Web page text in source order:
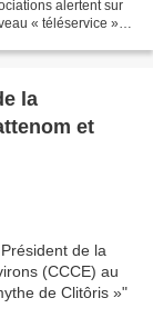
alertent sur
« téléservice »
la
et